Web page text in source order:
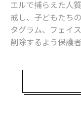
エルで捕らえた人
戒し、子どもたち
タグラム、フェイ
削除するよう保護
ハマスの広報担当
撃した場合、人質
た。米ホワイトハ